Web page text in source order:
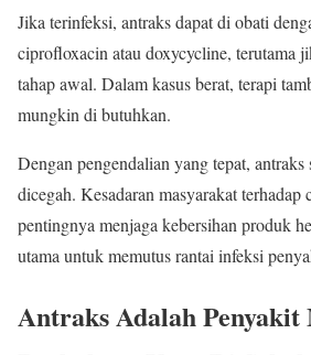
Jika terinfeksi, antraks dapat di obati
ciprofloxacin atau doxycycline, terutama
tahap awal. Dalam kasus berat, terapi
mungkin di butuhkan.
Dengan pengendalian yang tepat, antraks
dicegah. Kesadaran masyarakat terhadap
pentingnya menjaga kebersihan produk
utama untuk memutus rantai infeksi
Antraks Adalah